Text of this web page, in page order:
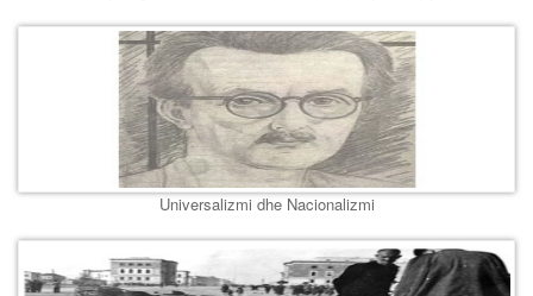
Universalizmi dhe Nacionalizmi